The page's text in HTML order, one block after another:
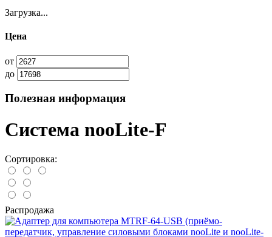
Загрузка...
Цена
от
до
Полезная информация
Система nooLite-F
Сортировка:
Распродажа